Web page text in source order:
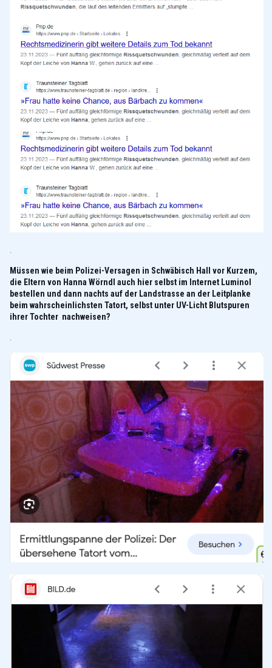
.
Müssen wie beim Polizei-Versagen in Schwäbisch Hall vor Kurzem,
die Eltern von Hanna Wörndl auch hier selbst im Internet Luminol
bestellen und dann nachts auf der Landstrasse an der Leitplanke
beim wahrscheinlichsten Tatort, selbst unter UV-Licht Blutspuren
ihrer Tochter nachweisen?
.